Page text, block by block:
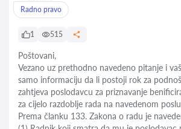
Radno pravo
1 515
Poštovani,
Vezano uz prethodno navedeno pitanje i
samo informaciju da li postoji rok za
zahtjeva poslodavcu za priznavanje
za cijelo razdoblje rada na navedenom
Prema članku 133. Zakona o radu je